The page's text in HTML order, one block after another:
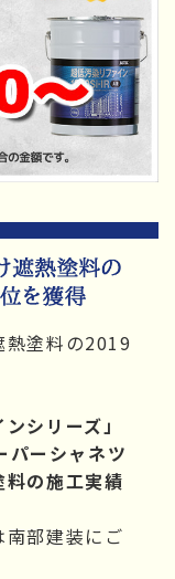
熱塗料の2019
シリーズ」
パーシャネツ
の施工実績
部建装にご